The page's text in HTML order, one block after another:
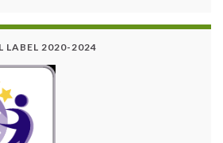
LABEL 2020-2024